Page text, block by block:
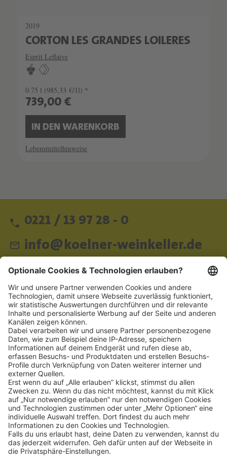
2019
CORTON LES GRANDES LOILERES
Esprit Leflaive
0.75 l (985,33 €/1l) *
739,00 €
IN DEN WARENKORB
Lebensmittelhinweise
0221 / 13 97 28 - 0
info@koelner-weinkeller.de
Schnellzugriff
ZAHLUNGSMETHODEN
SOCIAL
NEWSLETTER
BESUCHEN SIE UNS
Alle Preise inkl. gesetzl. Mehrwertsteuer zzgl. Versandkosten und ggf.
Nachnahmegebühren, wenn nicht anders angegeben.